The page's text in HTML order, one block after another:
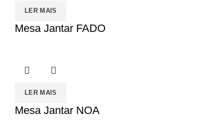
LER MAIS
Mesa Jantar FADO
LER MAIS
Mesa Jantar NOA